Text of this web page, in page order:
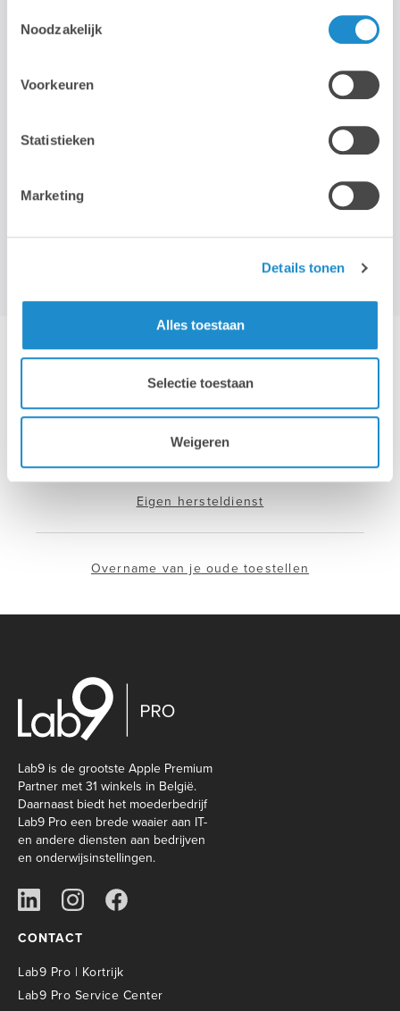
Noodzakelijk
Voorkeuren
Statistieken
Marketing
Details tonen
Alles toestaan
Selectie toestaan
Weigeren
Wij gebruiken je e-mailadres enkel om onze maandelijkse
derden, en houden het bij zolang je je niet uitschrijft.
Installatie & configuratie
Eigen hersteldienst
Overname van je oude toestellen
Lab9 is de grootste Apple Premium
Partner met 31 winkels in België.
Daarnaast biedt het moederbedrijf
Lab9 Pro een brede waaier aan IT-
en andere diensten aan bedrijven
en onderwijsinstellingen.
CONTACT
Lab9 Pro | Kortrijk
Lab9 Pro Service Center